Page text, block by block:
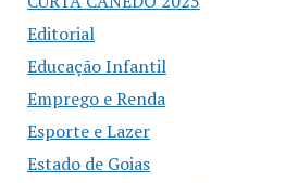
Editorial
Educação Infantil
Emprego e Renda
Esporte e Lazer
Estado de Goias